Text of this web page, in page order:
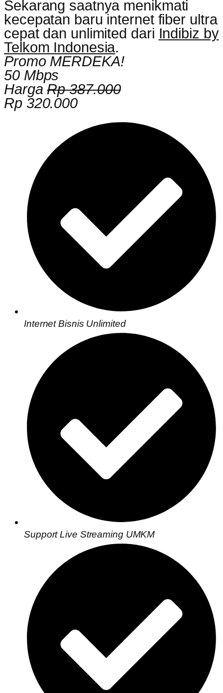
Sekarang saatnya menikmati
kecepatan baru internet fiber ultra
cepat dan unlimited dari Indibiz by
Telkom Indonesia.
Promo MERDEKA!
50 Mbps
HargaRp 387.000
Rp 320.000
Internet Bisnis Unlimited
Support Live Streaming UMKM